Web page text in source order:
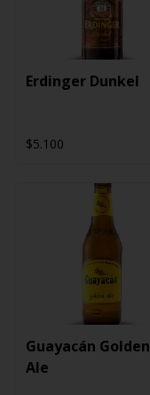
Erdinger Dunkel
$5.100
Guayacán Golden
Ale